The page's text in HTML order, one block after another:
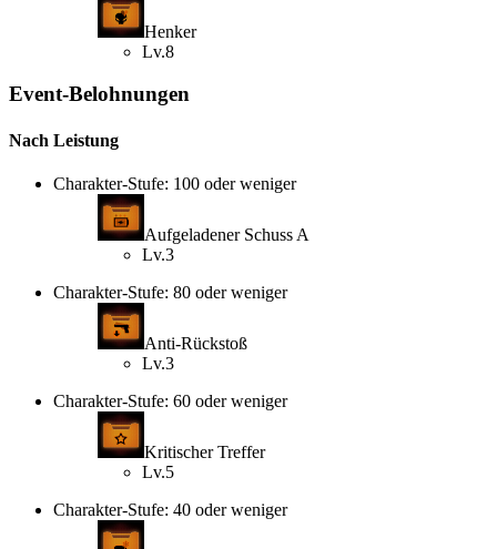
Henker
Lv.8
Event-Belohnungen
Nach Leistung
Charakter-Stufe: 100 oder weniger
Aufgeladener Schuss A
Lv.3
Charakter-Stufe: 80 oder weniger
Anti-Rückstoß
Lv.3
Charakter-Stufe: 60 oder weniger
Kritischer Treffer
Lv.5
Charakter-Stufe: 40 oder weniger